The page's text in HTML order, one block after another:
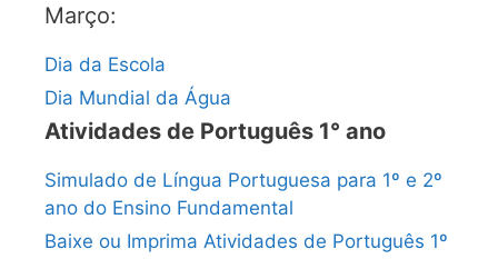
Março:
Dia da Escola
Dia Mundial da Água
Atividades de Português 1° ano
Simulado de Língua Portuguesa para 1º e 2º
ano do Ensino Fundamental
Baixe ou Imprima Atividades de Português 1º